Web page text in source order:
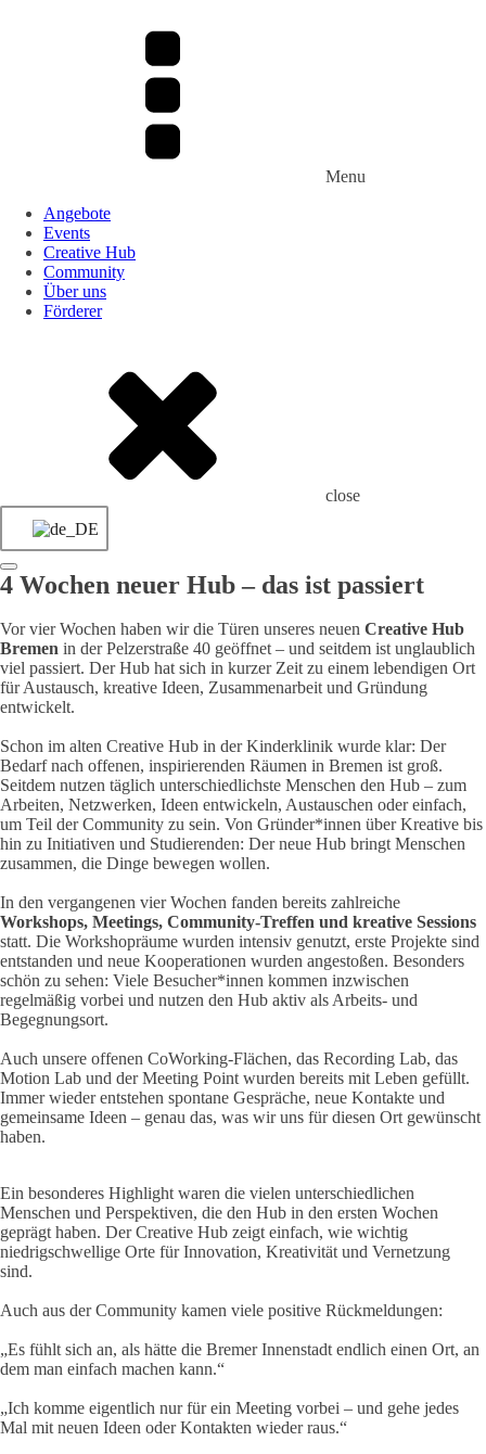
Menu
Angebote
Events
Creative Hub
Community
Über uns
Förderer
close
4 Wochen neuer Hub – das ist passiert
Vor vier Wochen haben wir die Türen unseres neuen Creative Hub
Bremen in der Pelzerstraße 40 geöffnet – und seitdem ist unglaublich
viel passiert. Der Hub hat sich in kurzer Zeit zu einem lebendigen Ort
für Austausch, kreative Ideen, Zusammenarbeit und Gründung
entwickelt.
Schon im alten Creative Hub in der Kinderklinik wurde klar: Der
Bedarf nach offenen, inspirierenden Räumen in Bremen ist groß.
Seitdem nutzen täglich unterschiedlichste Menschen den Hub – zum
Arbeiten, Netzwerken, Ideen entwickeln, Austauschen oder einfach,
um Teil der Community zu sein. Von Gründer*innen über Kreative bis
hin zu Initiativen und Studierenden: Der neue Hub bringt Menschen
zusammen, die Dinge bewegen wollen.
In den vergangenen vier Wochen fanden bereits zahlreiche
Workshops, Meetings, Community-Treffen und kreative Sessions
statt. Die Workshopräume wurden intensiv genutzt, erste Projekte sind
entstanden und neue Kooperationen wurden angestoßen. Besonders
schön zu sehen: Viele Besucher*innen kommen inzwischen
regelmäßig vorbei und nutzen den Hub aktiv als Arbeits- und
Begegnungsort.
Auch unsere offenen CoWorking-Flächen, das Recording Lab, das
Motion Lab und der Meeting Point wurden bereits mit Leben gefüllt.
Immer wieder entstehen spontane Gespräche, neue Kontakte und
gemeinsame Ideen – genau das, was wir uns für diesen Ort gewünscht
haben.
Ein besonderes Highlight waren die vielen unterschiedlichen
Menschen und Perspektiven, die den Hub in den ersten Wochen
geprägt haben. Der Creative Hub zeigt einfach, wie wichtig
niedrigschwellige Orte für Innovation, Kreativität und Vernetzung
sind.
Auch aus der Community kamen viele positive Rückmeldungen:
„Es fühlt sich an, als hätte die Bremer Innenstadt endlich einen Ort, an
dem man einfach machen kann.“
„Ich komme eigentlich nur für ein Meeting vorbei – und gehe jedes
Mal mit neuen Ideen oder Kontakten wieder raus.“